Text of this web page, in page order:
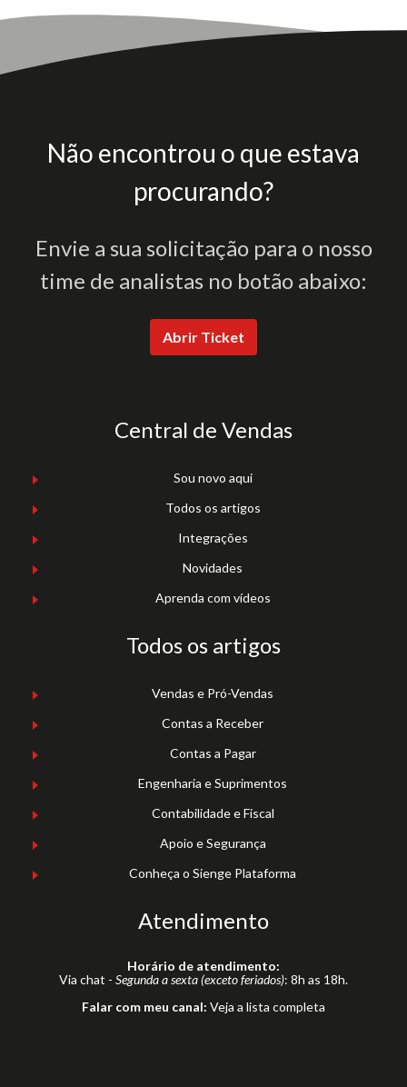
Não encontrou o que estava
procurando?
Envie a sua solicitação para o nosso
time de analistas no botão abaixo:
Abrir Ticket
Central de Vendas
Sou novo aqui
Todos os artigos
Integrações
Novidades
Aprenda com vídeos
Todos os artigos
Vendas e Pró-Vendas
Contas a Receber
Contas a Pagar
Engenharia e Suprimentos
Contabilidade e Fiscal
Apoio e Segurança
Conheça o Sienge Plataforma
Atendimento
Horário de atendimento:
Via chat - Segunda a sexta (exceto feriados): 8h as 18h.
Falar com meu canal: Veja a lista completa